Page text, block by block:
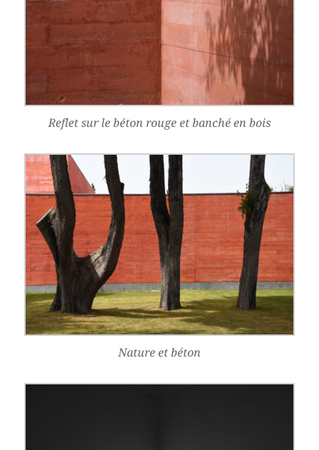
Reflet sur le béton rouge et banché en bois
Nature et béton